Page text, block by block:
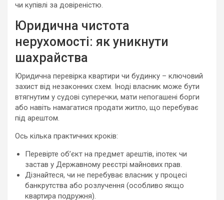
чи купівлі за довіреністю.
Юридична чистота
нерухомості: як уникнути
шахрайства
Юридична перевірка квартири чи будинку – ключовий
захист від незаконних схем. Іноді власник може бути
втягнутим у судові суперечки, мати непогашені борги
або навіть намагатися продати житло, що перебуває
під арештом.
Ось кілька практичних кроків:
Перевірте об’єкт на предмет арештів, іпотек чи
застав у Державному реєстрі майнових прав.
Дізнайтеся, чи не перебуває власник у процесі
банкрутства або розлучення (особливо якщо
квартира подружня).